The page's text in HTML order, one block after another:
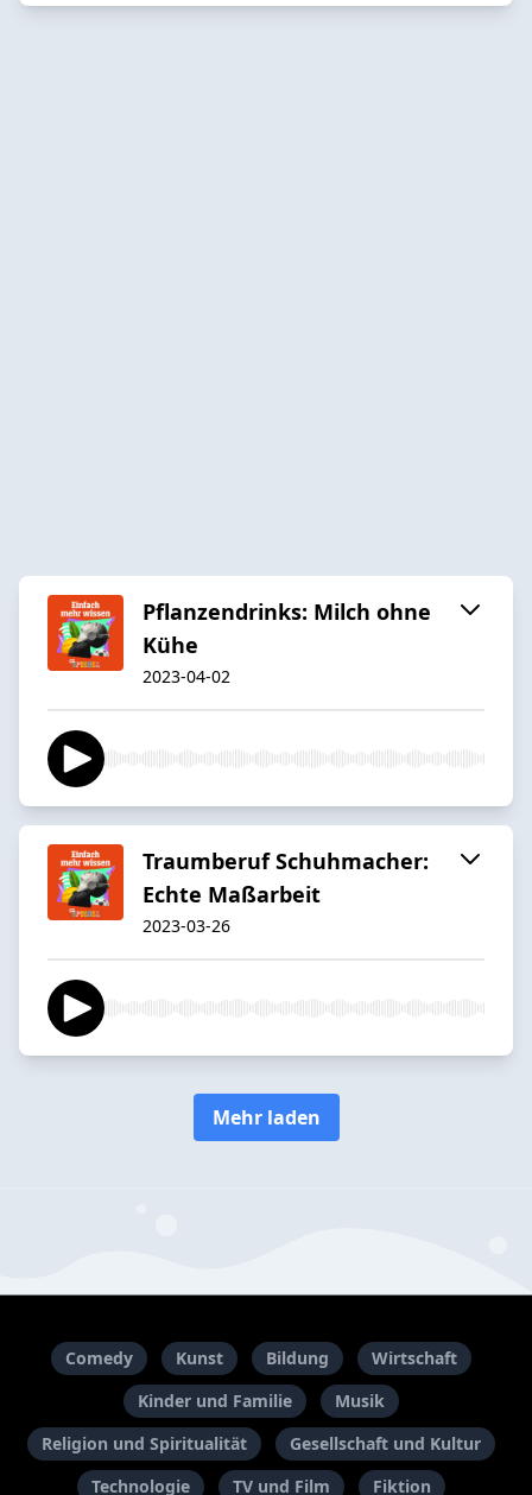
Pflanzendrinks: Milch ohne
Kühe
2023-04-02
Traumberuf Schuhmacher:
Echte Maßarbeit
2023-03-26
Mehr laden
Comedy Kunst Bildung
Wirtschaft
Kinder und Familie
Musik
Religion und Spiritualität
Gesellschaft und Kultur
Technologie
TV und Film Fiktion